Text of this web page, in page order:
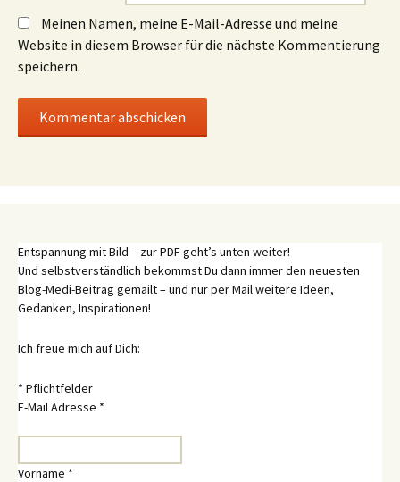
Meinen Namen, meine E-Mail-Adresse und meine
Website in diesem Browser für die nächste Kommentierung
speichern.
Entspannung mit Bild – zur PDF geht’s unten weiter!
Und selbstverständlich bekommst Du dann immer den neuesten
Blog-Medi-Beitrag gemailt – und nur per Mail weitere Ideen,
Gedanken, Inspirationen!
Ich freue mich auf Dich:
* Pflichtfelder
E-Mail Adresse *
Vorname *